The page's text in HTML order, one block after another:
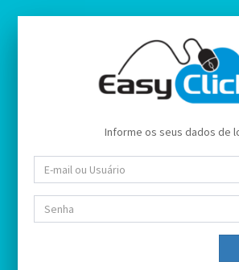
Informe os seus dados de